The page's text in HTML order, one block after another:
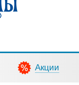
Акции